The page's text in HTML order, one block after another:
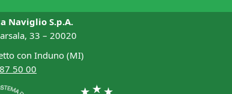
Naviglio S.p.A.
33 – 20020
con Induno (MI)
50 00